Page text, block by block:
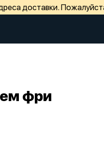
доставки.
фри